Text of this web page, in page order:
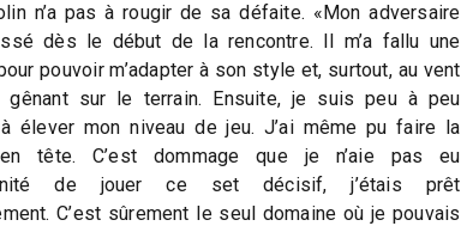
n’a pas à rougir de sa défaite. «Mon adversaire
dès le début de la rencontre. Il m’a fallu une
pouvoir m’adapter à son style et, surtout, au vent
gênant sur le terrain. Ensuite, je suis peu à peu
élever mon niveau de jeu. J’ai même pu faire la
tête. C’est dommage que je n’aie pas eu
de jouer ce set décisif, j’étais prêt
C’est sûrement le seul domaine où je pouvais